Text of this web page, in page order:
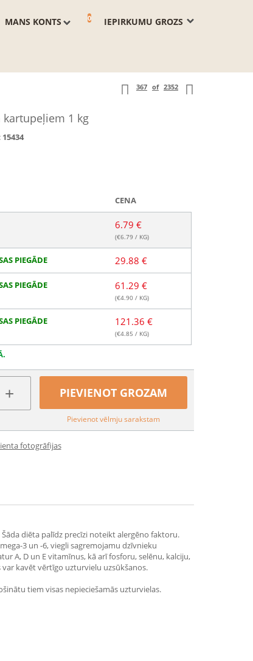
IEPIRKUMU GROZS
0
MANS KONTS
367 of 2352
kartupeļiem 1 kg
15434
CENA
6.79 €
(€6.79 / KG)
PIEGĀDE 29.88 €
PIEGĀDE 61.29 €
(€4.90/ KG)
PIEGĀDE 121.36 €
(€4.85 / KG)
+ PIEVIENOT GROZAM
Pievienot vēlmju sarakstam
fotogrāfijas
diēta palīdz precīzi noteikt alergēno faktoru.
3 un -6, viegli sagremojamu dzīvnieku
A, D un E vitamīnus, kā arī fosforu, selēnu, kalciju,
kavēt vērtīgo uzturvielu uzsūkšanos.
tiem visas nepieciešamās uzturvielas.